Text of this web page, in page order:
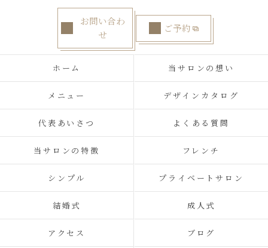
お問い合わ
せ
ご予約
ホーム 当サロンの想い
メニュー デザインカタログ
代表あいさつ よくある質問
当サロンの特徴 フレンチ
シンプル プライベートサロン
結婚式 成人式
アクセス ブログ